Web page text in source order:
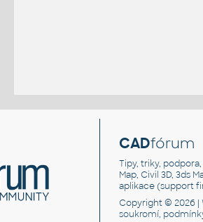
CADfórum
Tipy, triky,
Map, Civil 3D, 3ds
aplikace (support
Copyright © 2026 |
soukromí,